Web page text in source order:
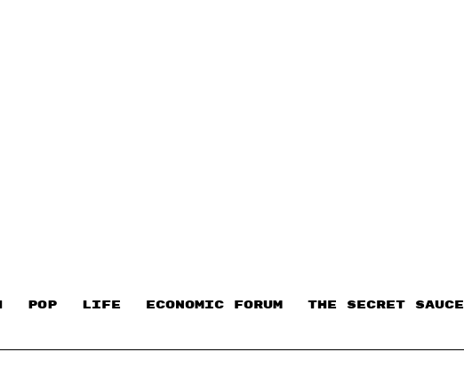
POP LIFE ECONOMIC FORUM THE SECRET SAUCE​